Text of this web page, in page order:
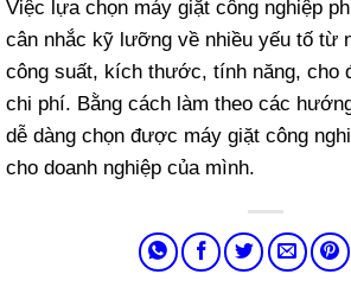
Việc lựa chọn máy giặt công nghiệp
cân nhắc kỹ lưỡng về nhiều yếu tố từ
công suất, kích thước, tính năng, cho
chi phí. Bằng cách làm theo các
dễ dàng chọn được máy giặt công
cho doanh nghiệp của mình.